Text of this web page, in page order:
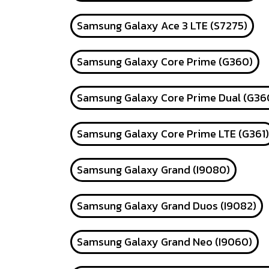
Samsung Galaxy Ace 3 LTE (S7275)
Samsung Galaxy Core Prime (G360)
Samsung Galaxy Core Prime Dual
Samsung Galaxy Core Prime LTE (G361)
Samsung Galaxy Grand (I9080)
Samsung Galaxy Grand Duos (I9082)
Samsung Galaxy Grand Neo (I9060)